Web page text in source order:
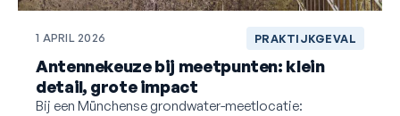
1 APRIL 2026 PRAKTIJKGEVAL
Antennekeuze bij meetpunten: klein
detail, grote impact
Bij een Münchense grondwater-meetlocatie: